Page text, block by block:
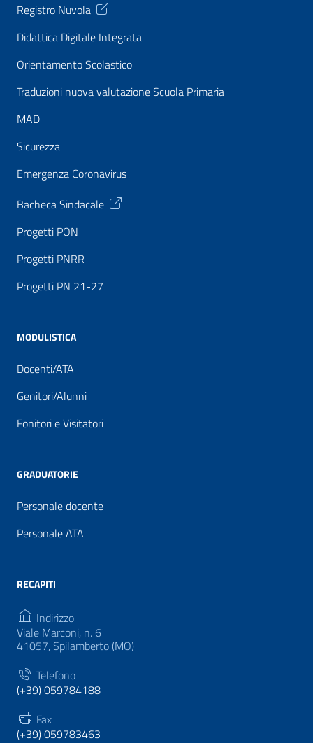
Registro Nuvola
Didattica Digitale Integrata
Orientamento Scolastico
Traduzioni nuova valutazione Scuola Primaria
MAD
Sicurezza
Emergenza Coronavirus
Bacheca Sindacale
Progetti PON
Progetti PNRR
Progetti PN 21-27
MODULISTICA
Docenti/ATA
Genitori/Alunni
Fonitori e Visitatori
GRADUATORIE
Personale docente
Personale ATA
RECAPITI
Indirizzo
Viale Marconi, n. 6
41057, Spilamberto (MO)
Telefono
(+39) 059784188
Fax
(+39) 059783463